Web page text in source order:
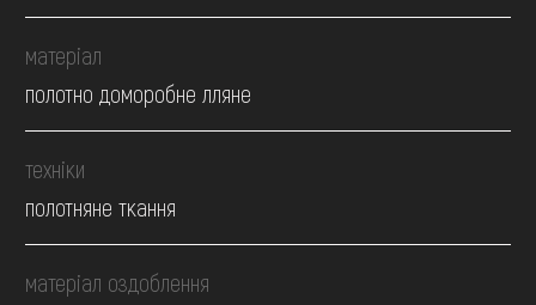
матеріал
полотно доморобне лляне
техніки
полотняне ткання
матеріал оздоблення